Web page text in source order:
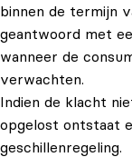
binnen de termijn
geantwoord met
wanneer de
verwachten.
Indien de klacht
opgelost ontstaat
geschillenregeling.